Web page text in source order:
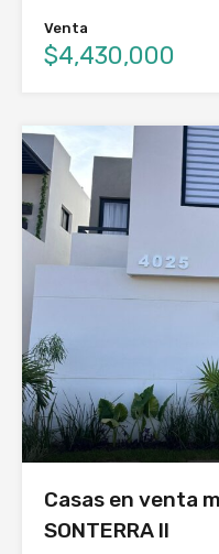
Venta
$4,430,000
Casas en venta
SONTERRA ll